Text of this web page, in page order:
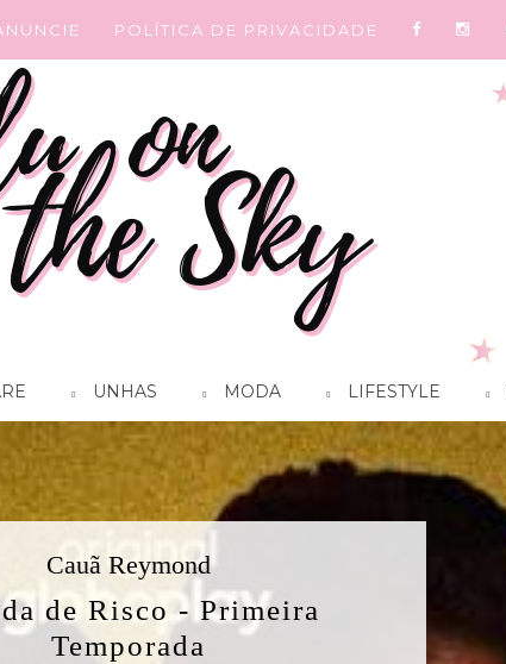
POLÍTICA DE PRIVACIDADE
UNHAS MODA LIFESTYLE
Aquileia BioControl
e Condicionador Oil
K Professional: Vale